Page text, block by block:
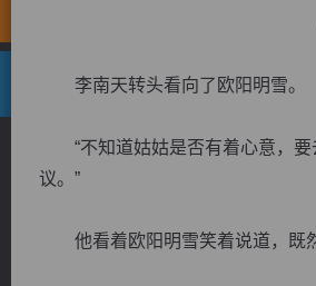
李南天转头看向了欧阳明雪。
“不知道姑姑是否有着心意，要
议。”
他看着欧阳明雪笑着说道，既然